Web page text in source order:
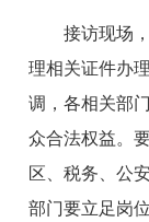
接访现场
理相关证件办
调，各相关部
众合法权益。
区、税务、公
部门要立足岗